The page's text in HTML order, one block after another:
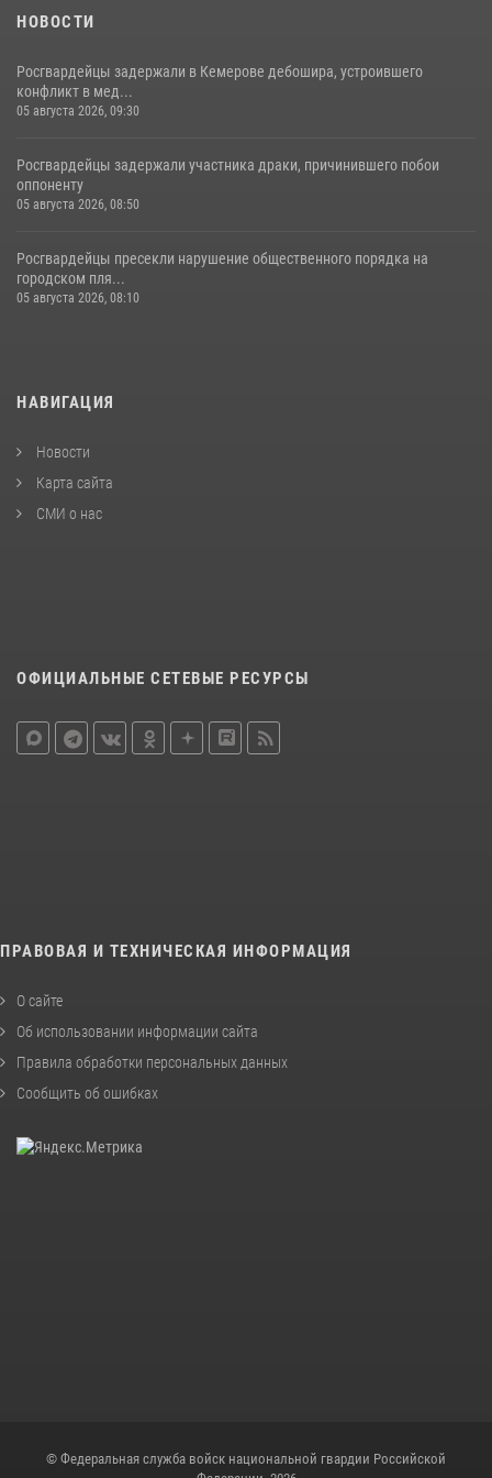
НОВОСТИ
Росгвардейцы задержали в Кемерове дебошира, устроившего
конфликт в мед...
05 августа 2026, 09:30
Росгвардейцы задержали участника драки, причинившего побои
оппоненту
05 августа 2026, 08:50
Росгвардейцы пресекли нарушение общественного порядка на
городском пля...
05 августа 2026, 08:10
НАВИГАЦИЯ
Новости
Карта сайта
СМИ о нас
ОФИЦИАЛЬНЫЕ СЕТЕВЫЕ РЕСУРСЫ
ПРАВОВАЯ И ТЕХНИЧЕСКАЯ ИНФОРМАЦИЯ
О сайте
Об использовании информации сайта
Правила обработки персональных данных
Сообщить об ошибках
© Федеральная служба войск национальной гвардии Российской